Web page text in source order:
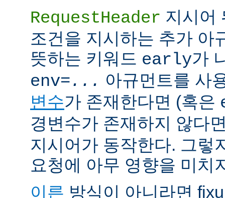
RequestHeader 지시어
조건을 지시하는 추가 아
뜻하는 키워드 early가
env=... 아규먼트를 사
변수가 존재한다면 (혹은
경변수가 존재하지 않다
지시어가 동작한다. 그렇
요청에 아무 영향을 미치
이른 방식이 아니라면